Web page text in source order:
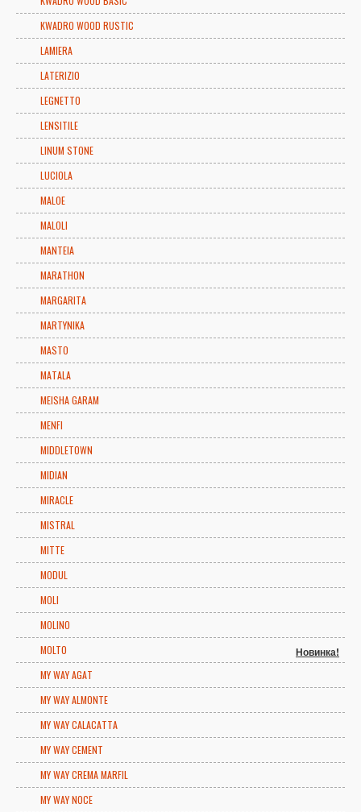
KWADRO WOOD RUSTIC
LAMIERA
LATERIZIO
LEGNETTO
LENSITILE
LINUM STONE
LUCIOLA
MALOE
MALOLI
MANTEIA
MARATHON
MARGARITA
MARTYNIKA
MASTO
MATALA
MEISHA GARAM
MENFI
MIDDLETOWN
MIDIAN
MIRACLE
MISTRAL
MITTE
MODUL
MOLI
MOLINO
MOLTO
Новинка!
MY WAY AGAT
MY WAY ALMONTE
MY WAY CALACATTA
MY WAY CEMENT
MY WAY CREMA MARFIL
MY WAY NOCE